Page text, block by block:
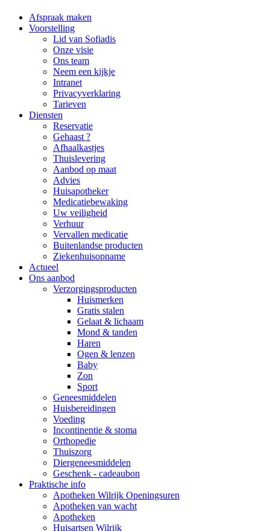
Afspraak maken
Voorstelling
Lid van Sofiadis
Onze visie
Ons team
Neem een kijkje
Intranet
Privacyverklaring
Tarieven
Diensten
Reservatie
Gehaast ?
Afhaalkastjes
Thuislevering
Aanbod op maat
Advies
Huisapotheker
Medicatiebewaking
Uw veiligheid
Verhuur
Vervallen medicatie
Buitenlandse producten
Ziekenhuisopname
Actueel
Ons aanbod
Verzorgingsproducten
Huismerken
Gratis stalen
Gelaat & lichaam
Mond & tanden
Haren
Ogen & lenzen
Baby
Zon
Sport
Geneesmiddelen
Huisbereidingen
Voeding
Incontinentie & stoma
Orthopedie
Thuiszorg
Diergeneesmiddelen
Geschenk - cadeaubon
Praktische info
Apotheken Wilrijk Openingsuren
Apotheken van wacht
Apotheken
Huisartsen Wilrijk